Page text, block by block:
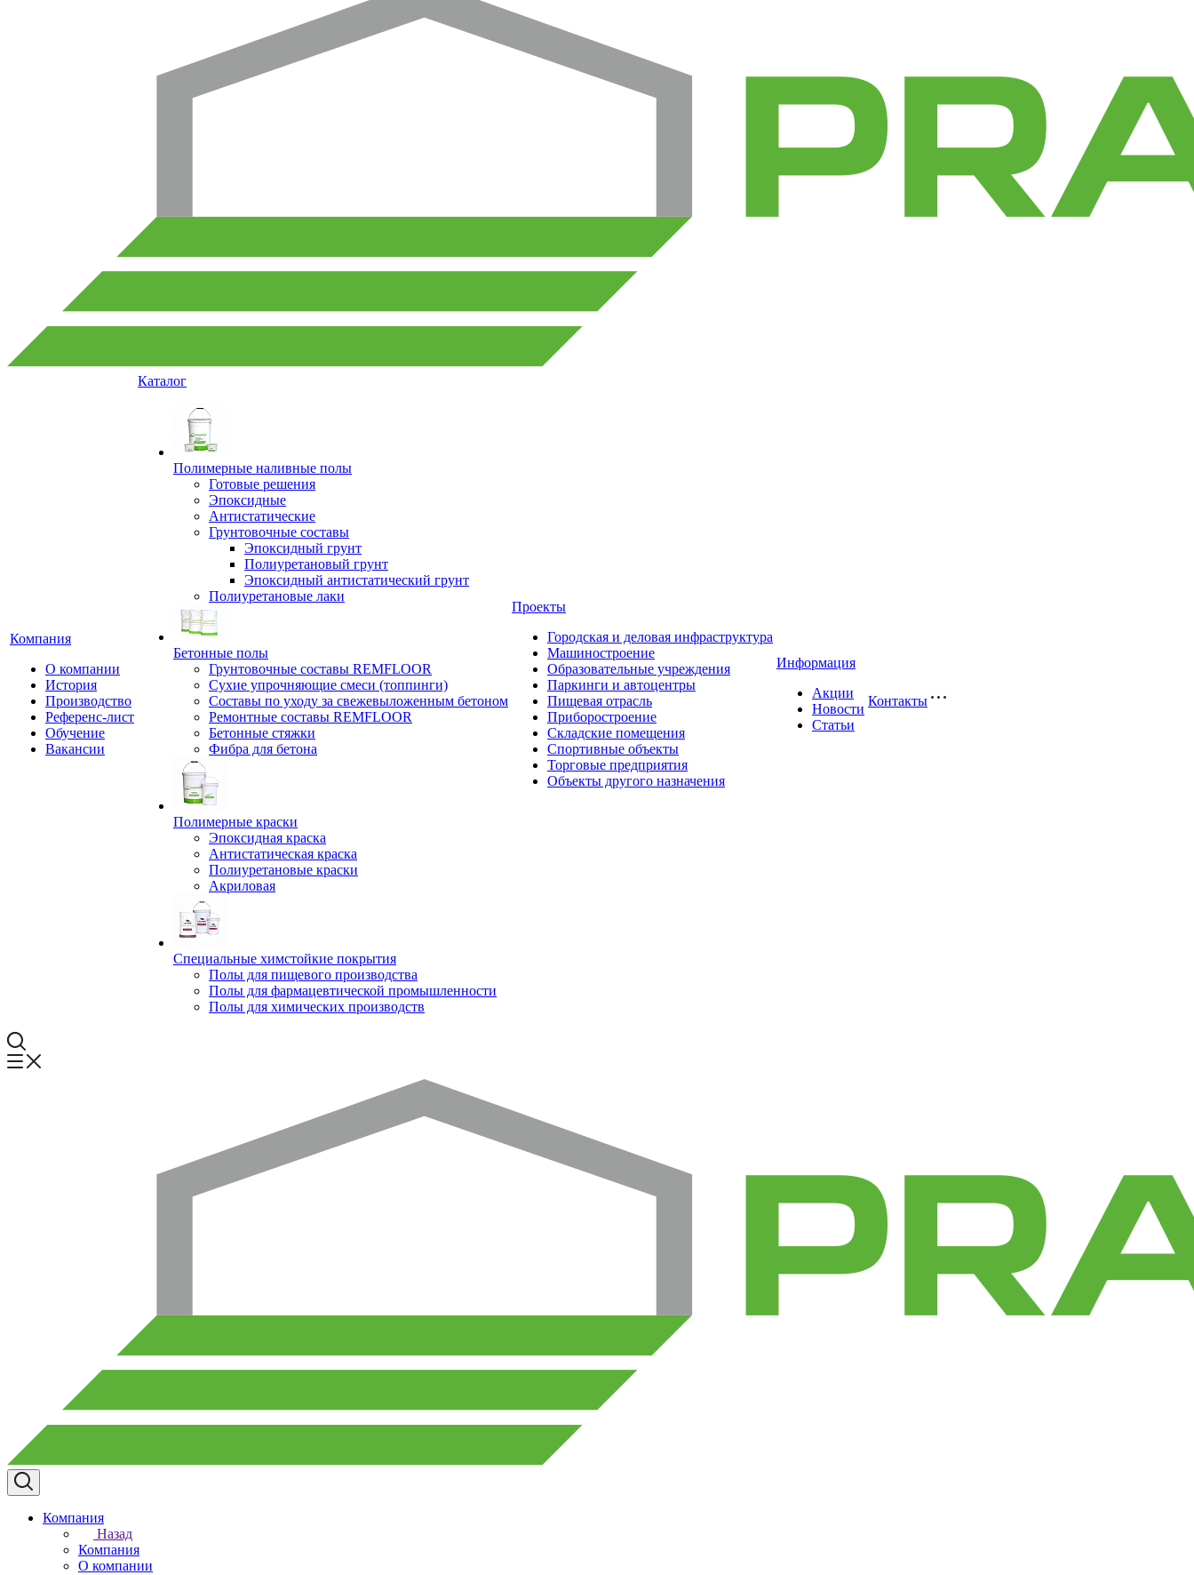
Компания
О компании
История
Производство
Референс-лист
Обучение
Вакансии
Каталог
Полимерные наливные полы
Готовые решения
Эпоксидные
Антистатические
Грунтовочные составы
Эпоксидный грунт
Полиуретановый грунт
Эпоксидный антистатический грунт
Полиуретановые лаки
Бетонные полы
Грунтовочные составы REMFLOOR
Сухие упрочняющие смеси (топпинги)
Составы по уходу за свежевыложенным бетоном
Ремонтные составы REMFLOOR
Бетонные стяжки
Фибра для бетона
Полимерные краски
Эпоксидная краска
Антистатическая краска
Полиуретановые краски
Акриловая
Специальные химстойкие покрытия
Полы для пищевого производства
Полы для фармацевтической промышленности
Полы для химических производств
Проекты
Городская и деловая инфраструктура
Машиностроение
Образовательные учреждения
Паркинги и автоцентры
Пищевая отрасль
Приборостроение
Складские помещения
Спортивные объекты
Торговые предприятия
Объекты другого назначения
Информация
Акции
Новости
Статьи
Контакты
Компания
Назад
Компания
О компании